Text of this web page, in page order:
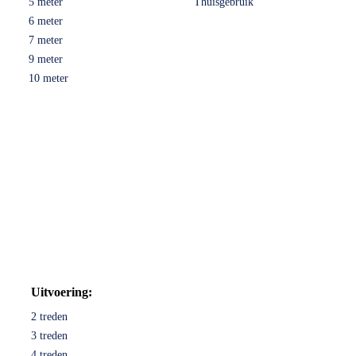
6 meter
7 meter
9 meter
10 meter
Uitvoering:
2 treden
3 treden